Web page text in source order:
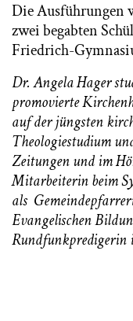
Die Ausführungen
zwei begabten
Friedrich-
Dr. Angela Hager
promovierte
auf der jüngsten
Theologiestudium
Zeitungen und im
Mitarbeiterin beim
als
Evangelischen
Rundfunkpredigerin